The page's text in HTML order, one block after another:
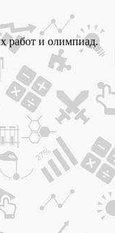
работ и олимпиад.